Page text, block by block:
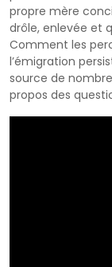
propre mère
drôle, enlevée et
Comment les
lʼémigration
source de
propos des